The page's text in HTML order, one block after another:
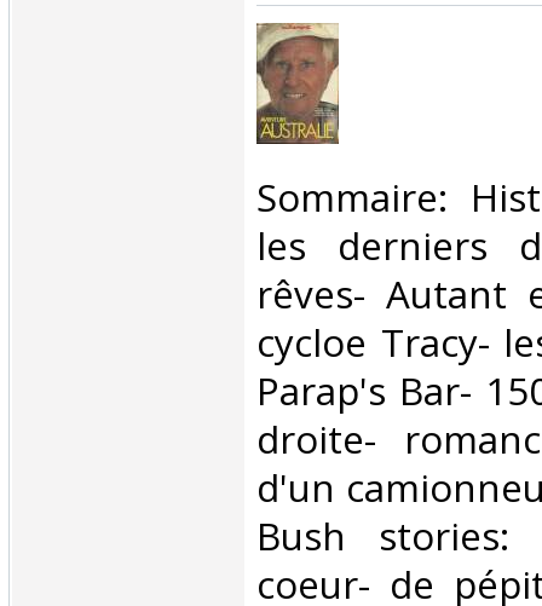
‎Sommaire:
les derniers
rêves- Autant
cycloe Tracy-
Parap's Bar-
droite-
d'un
Bush stories:
coeur- de